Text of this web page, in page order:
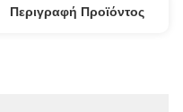
Περιγραφή Προϊόντος